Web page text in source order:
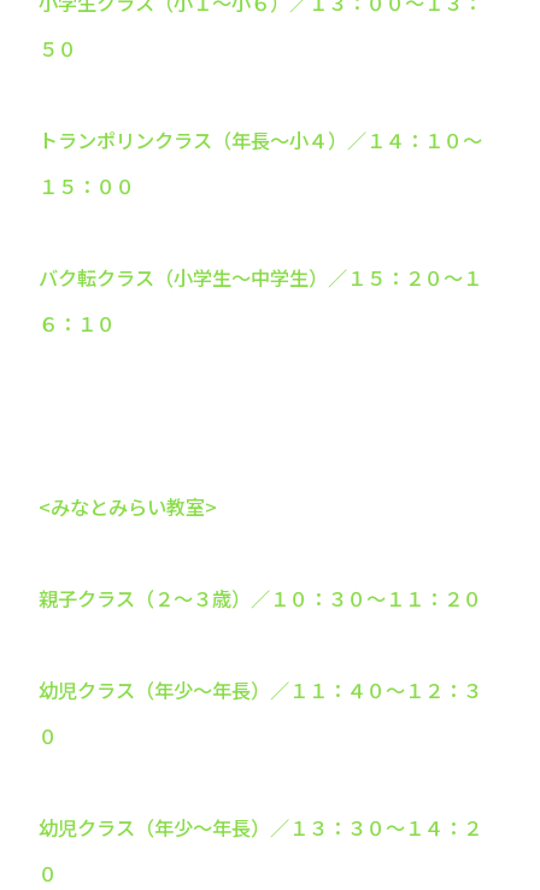
５０
トランポリンクラス（年長～小４）／１４：１０～
１５：００
バク転クラス（小学生～中学生）／１５：２０～１
６：１０
<みなとみらい教室>
親子クラス（２～３歳）／１０：３０～１１：２０
幼児クラス（年少～年長）／１１：４０～１２：３
０
幼児クラス（年少～年長）／１３：３０～１４：２
０